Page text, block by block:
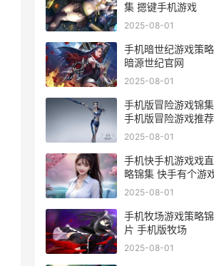
集 摁键手机游戏
2025-08-01
手机暗世纪游戏策
暗源世纪官网
2025-08-01
手机版冒险游戏锦
手机版冒险游戏推荐
2025-08-01
手机快手机游戏戏
略锦集 快手有个游
2025-08-01
手机牧场游戏策略
片 手机版牧场
2025-08-01